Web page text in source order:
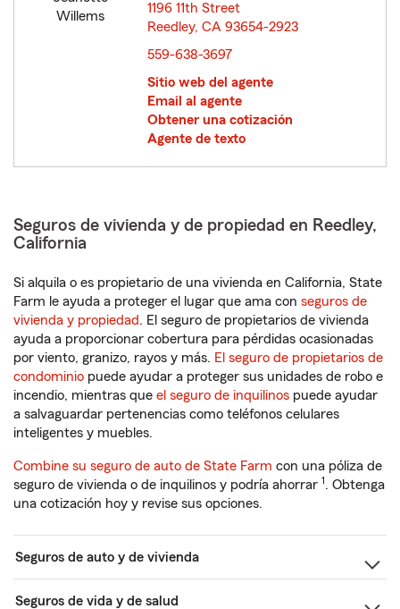
1196 11th Street
Reedley, CA 93654-2923
559-638-3697
Sitio web del agente
Email al agente
Obtener una cotización
Agente de texto
Seguros de vivienda y de propiedad en Reedley,
California
Si alquila o es propietario de una vivienda en California, State
Farm le ayuda a proteger el lugar que ama con seguros de
vivienda y propiedad. El seguro de propietarios de vivienda
ayuda a proporcionar cobertura para pérdidas ocasionadas
por viento, granizo, rayos y más. El seguro de propietarios de
condominio puede ayudar a proteger sus unidades de robo e
incendio, mientras que el seguro de inquilinos puede ayudar
a salvaguardar pertenencias como teléfonos celulares
inteligentes y muebles.
Combine su seguro de auto de State Farm con una póliza de
seguro de vivienda o de inquilinos y podría ahorrar 1. Obtenga
una cotización hoy y revise sus opciones.
Seguros de auto y de vivienda
Seguros de vida y de salud